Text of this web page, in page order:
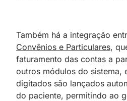
Também há a integração
Convênios e Particulares,
faturamento das contas a
outros módulos do sistema,
digitados são lançados
do paciente, permitindo ao